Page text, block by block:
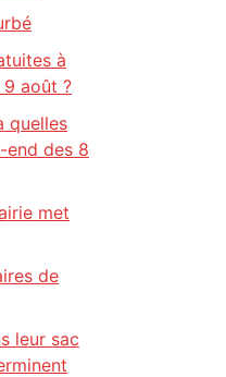
à
9 août ?
quelles
end des 8
met
de
leur sac